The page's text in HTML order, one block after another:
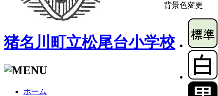
背景色変更
猪名川町立松尾台小学校
ホーム